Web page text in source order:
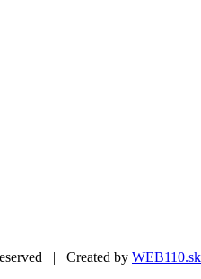
| Created by WEB110.sk